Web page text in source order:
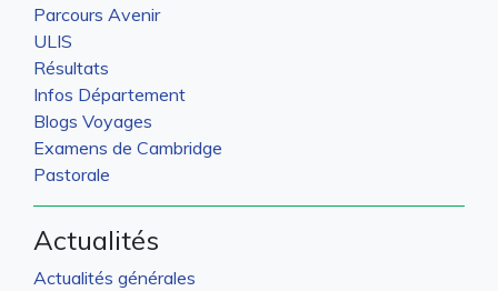
Parcours Avenir
ULIS
Résultats
Infos Département
Blogs Voyages
Examens de Cambridge
Pastorale
Actualités
Actualités générales